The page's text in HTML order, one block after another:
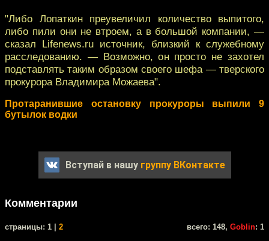
"Либо Лопаткин преувеличил количество выпитого,
либо пили они не втроем, а в большой компании, —
сказал Lifenews.ru источник, близкий к служебному
расследованию. — Возможно, он просто не захотел
подставлять таким образом своего шефа — тверского
прокурора Владимира Можаева".
Протаранившие остановку прокуроры выпили 9
бутылок водки
Вступай в нашу группу ВКонтакте
Комментарии
cтраницы: 1 | 2 всего: 148, Goblin: 1